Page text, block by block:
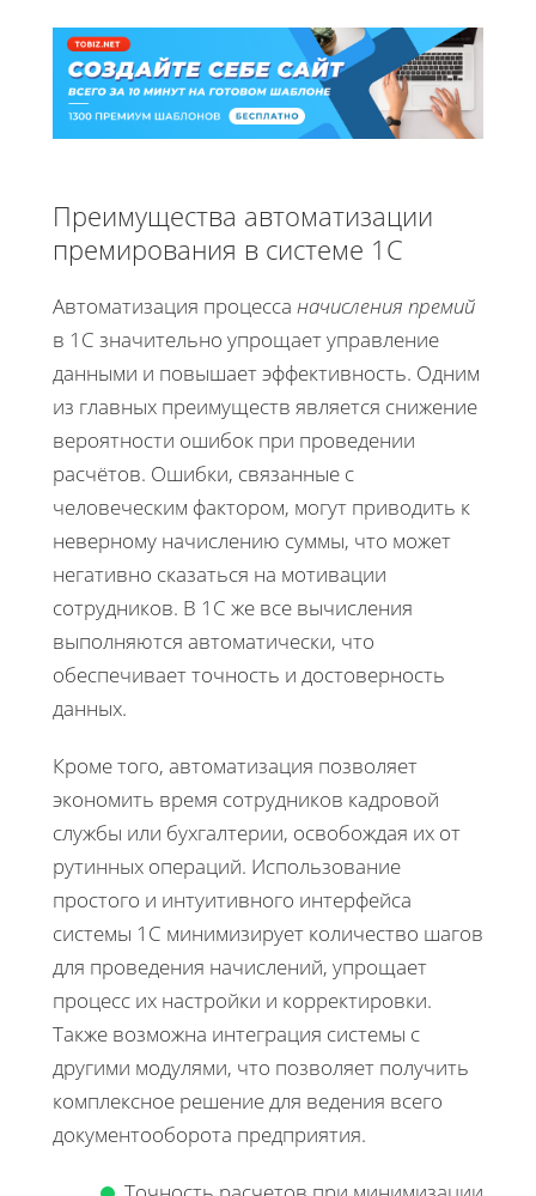
Преимущества автоматизации
премирования в системе 1С
Автоматизация процесса начисления премий
в 1С значительно упрощает управление
данными и повышает эффективность. Одним
из главных преимуществ является снижение
вероятности ошибок при проведении
расчётов. Ошибки, связанные с
человеческим фактором, могут приводить к
неверному начислению суммы, что может
негативно сказаться на мотивации
сотрудников. В 1С же все вычисления
выполняются автоматически, что
обеспечивает точность и достоверность
данных.
Кроме того, автоматизация позволяет
экономить время сотрудников кадровой
службы или бухгалтерии, освобождая их от
рутинных операций. Использование
простого и интуитивного интерфейса
системы 1С минимизирует количество шагов
для проведения начислений, упрощает
процесс их настройки и корректировки.
Также возможна интеграция системы с
другими модулями, что позволяет получить
комплексное решение для ведения всего
документооборота предприятия.